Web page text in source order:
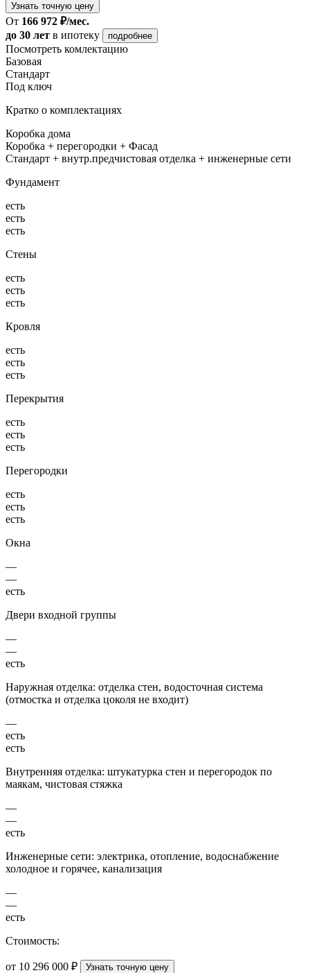
Узнать точную цену
От 166 972 ₽/мес.
до 30 лет в ипотеку подробнее
Посмотреть комлектацию
Базовая
Стандарт
Под ключ
Кратко о комплектациях
Коробка дома
Коробка + перегородки + Фасад
Стандарт + внутр.предчистовая отделка + инженерные сети
Фундамент
есть
есть
есть
Стены
есть
есть
есть
Кровля
есть
есть
есть
Перекрытия
есть
есть
есть
Перегородки
есть
есть
есть
Окна
—
—
есть
Двери входной группы
—
—
есть
Наружная отделка: отделка стен, водосточная система
(отмостка и отделка цоколя не входит)
—
есть
есть
Внутренняя отделка: штукатурка стен и перегородок по
маякам, чистовая стяжка
—
—
есть
Инженерные сети: электрика, отопление, водоснабжение
холодное и горячее, канализация
—
—
есть
Стоимость:
от 10 296 000 ₽ Узнать точную цену